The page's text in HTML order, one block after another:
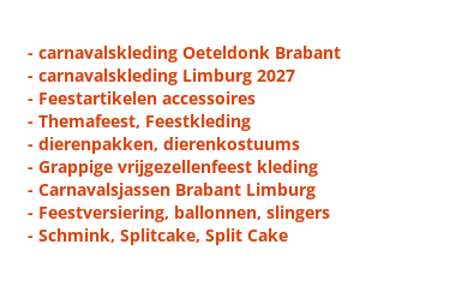
- carnavalskleding Oeteldonk Brabant
- carnavalskleding Limburg 2027
- Feestartikelen accessoires
- Themafeest, Feestkleding
- dierenpakken, dierenkostuums
- Grappige vrijgezellenfeest kleding
- Carnavalsjassen Brabant Limburg
- Feestversiering, ballonnen, slingers
- Schmink, Splitcake, Split Cake